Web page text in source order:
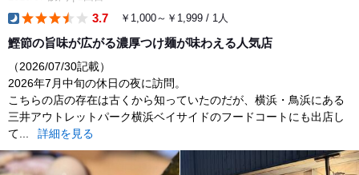
3.7 ￥1,000～￥1,999 / 1人
鰹節の旨味が広がる濃厚つけ麺が味わえる人気店
（2026/07/30記載）
2026年7月中旬の休日の夜に訪問。
こちらの店の存在は古くから知っていたのだが、横浜・鳥浜にある
三井アウトレットパーク横浜ベイサイドのフードコートにも出店し
て...
詳細を見る